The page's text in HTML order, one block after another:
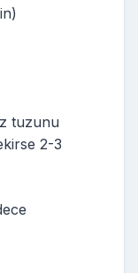
tuzunu
2-3